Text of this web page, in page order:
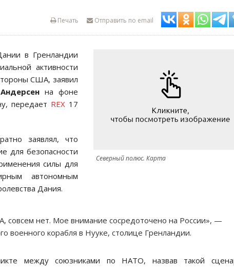
Отправить по email
Печать
Северный полюс. Карта
в Гренландии
активности
США, заявил
на фоне
передает REX 17
заявлял, что
для безопасности
силы для
автономным
Дания.
совсем нет. Мое внимание сосредоточено на России», —
военного корабля в Нууке, столице Гренландии.
между союзниками по НАТО, назвав такой